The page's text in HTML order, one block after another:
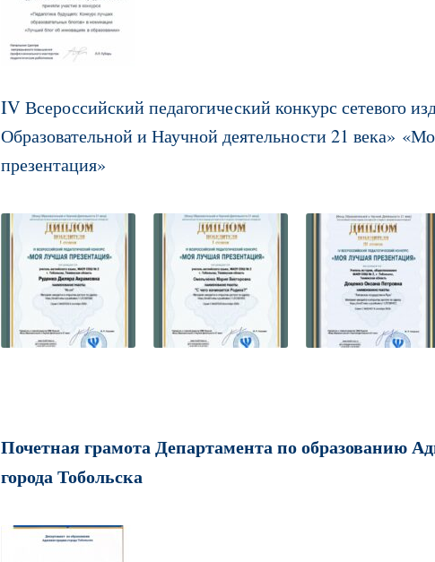
IV Всероссийский педагогический конкурс сетевого
Образовательной и Научной деятельности 21 века»
презентация»
Почетная грамота Департамента по образованию
города Тобольска